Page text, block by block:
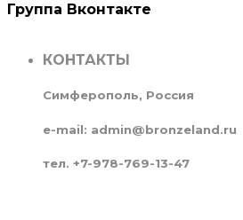
Группа Вконтакте
КОНТАКТЫ
Симферополь, Россия
e-mail: admin@bronzeland.ru
тел. +7-978-769-13-47